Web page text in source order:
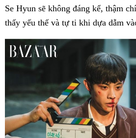
Se Hyun sẽ không đáng kể, thậm
thấy yếu thế và tự ti khi dựa dẫm